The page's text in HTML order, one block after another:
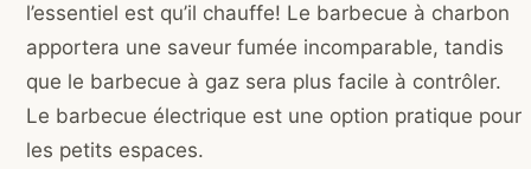
l’essentiel est qu’il chauffe! Le barbecue à charbon
apportera une saveur fumée incomparable, tandis
que le barbecue à gaz sera plus facile à contrôler.
Le barbecue électrique est une option pratique pour
les petits espaces.